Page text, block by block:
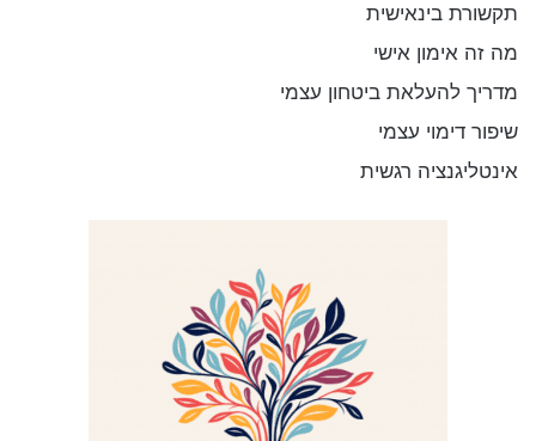
תקשורת בינאישית
מה זה אימון אישי
מדריך להעלאת ביטחון עצמי
שיפור דימוי עצמי
אינטליגנציה רגשית